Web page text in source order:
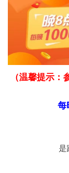
（温馨提示：
每
是